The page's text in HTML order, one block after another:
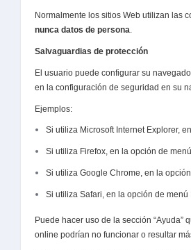
Normalmente los sitios Web utilizan las
nunca datos de persona.
Salvaguardias de protección
El usuario puede configurar su
en la configuración de seguridad en su
Ejemplos:
Si utiliza Microsoft Internet Explorer,
Si utiliza Firefox, en la opción de
Si utiliza Google Chrome, en la
Si utiliza Safari, en la opción de
Puede hacer uso de la sección
online podrían no funcionar o resultar